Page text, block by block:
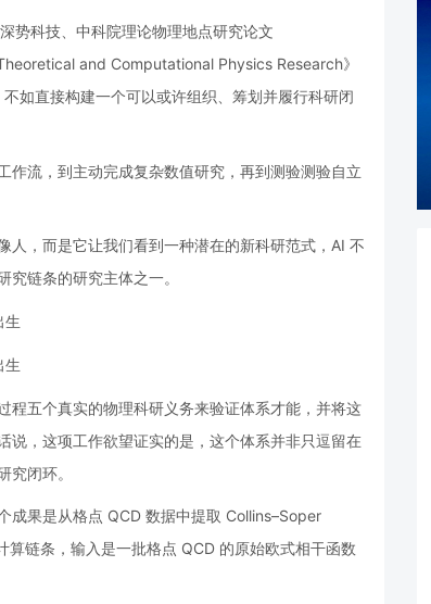
势科技、中科院理论物理地点研究论文
and Computational Physics Research》
如直接构建一个可以或许组织、筹划并履行科研闭
作流，到主动完成复杂数值研究，再到测验测验自立
，而是它让我们看到一种潜在的新科研范式，AI 不
链条的研究主体之一。
程五个真实的物理科研义务来验证体系才能，并将这
说，这项工作欲望证实的是，这个体系并非只逗留在
闭环。
成果是从格点 QCD 数据中提取 Collins–Soper
链条，输入是一批格点 QCD 的原始欧式相干函数